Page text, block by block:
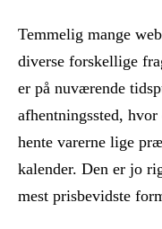
Temmelig mange
diverse forskellige
er på nuværende
afhentningssted,
hente varerne lige
kalender. Den er jo
mest prisbevidste